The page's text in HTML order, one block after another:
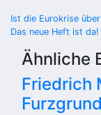
Ist die Eurokrise
Das neue Heft ist da!
Ähnliche
Friedrich